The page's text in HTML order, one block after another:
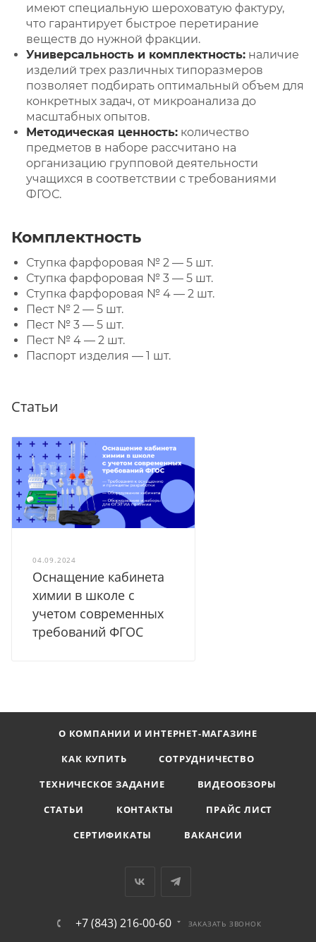
имеют специальную шероховатую фактуру,
что гарантирует быстрое перетирание
веществ до нужной фракции.
Универсальность и комплектность: наличие
изделий трех различных типоразмеров
позволяет подбирать оптимальный объем для
конкретных задач, от микроанализа до
масштабных опытов.
Методическая ценность: количество
предметов в наборе рассчитано на
организацию групповой деятельности
учащихся в соответствии с требованиями
ФГОС.
Комплектность
Ступка фарфоровая № 2 — 5 шт.
Ступка фарфоровая № 3 — 5 шт.
Ступка фарфоровая № 4 — 2 шт.
Пест № 2 — 5 шт.
Пест № 3 — 5 шт.
Пест № 4 — 2 шт.
Паспорт изделия — 1 шт.
Статьи
04.09.2024
Оснащение кабинета
химии в школе с
учетом современных
требований ФГОС
О КОМПАНИИ И ИНТЕРНЕТ-МАГАЗИНЕ
КАК КУПИТЬ
СОТРУДНИЧЕСТВО
ТЕХНИЧЕСКОЕ ЗАДАНИЕ
ВИДЕООБЗОРЫ
СТАТЬИ
КОНТАКТЫ
ПРАЙС ЛИСТ
СЕРТИФИКАТЫ
ВАКАНСИИ
+7 (843) 216-00-60 ЗАКАЗАТЬ ЗВОНОК